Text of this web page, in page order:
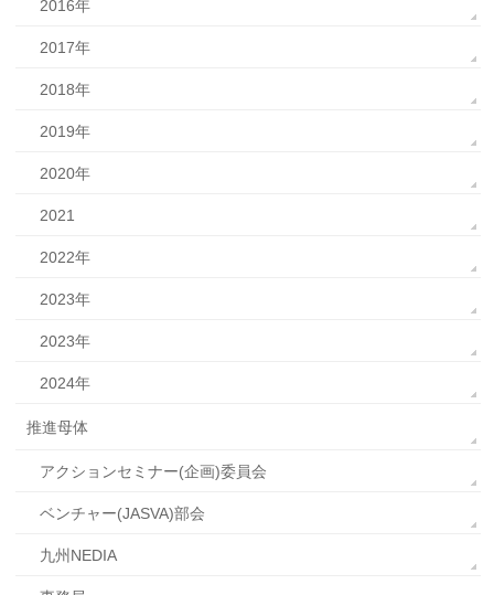
2016年
2017年
2018年
2019年
2020年
2021
2022年
2023年
2023年
2024年
推進母体
アクションセミナー(企画)委員会
ベンチャー(JASVA)部会
九州NEDIA